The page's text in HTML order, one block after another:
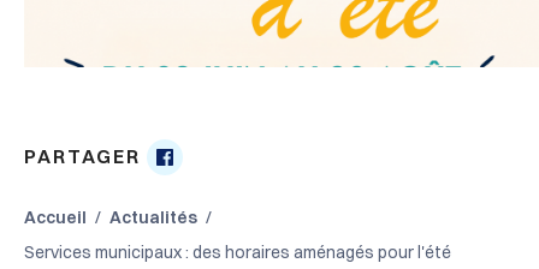
PARTAGER Partager
Facebook
Accueil
Actualités
Services municipaux : des horaires aménagés pour l'été